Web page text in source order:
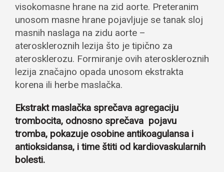
visokomasne hrane na zid aorte. Preteranim
unosom masne hrane pojavljuje se tanak sloj
masnih naslaga na zidu aorte –
ateroskleroznih lezija što je tipično za
aterosklerozu. Formiranje ovih ateroskleroznih
lezija značajno opada unosom ekstrakta
korena ili herbe maslačka.
Ekstrakt maslačka sprečava agregaciju
trombocita, odnosno sprečava pojavu
tromba, pokazuje osobine antikoagulansa i
antioksidansa, i time štiti od kardiovaskularnih
bolesti.